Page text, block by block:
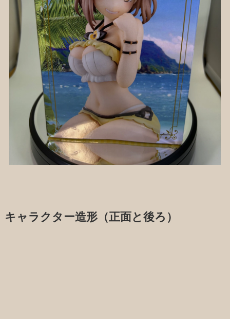
キャラクター造形（正面と後ろ）